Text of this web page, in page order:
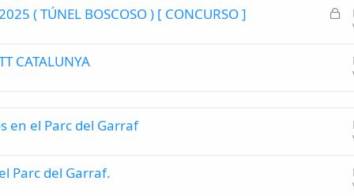
ouC
( TÚNEL BOSCOSO ) [ CONCURSO ]
CATALUNYA
en el Parc del Garraf
Parc del Garraf.